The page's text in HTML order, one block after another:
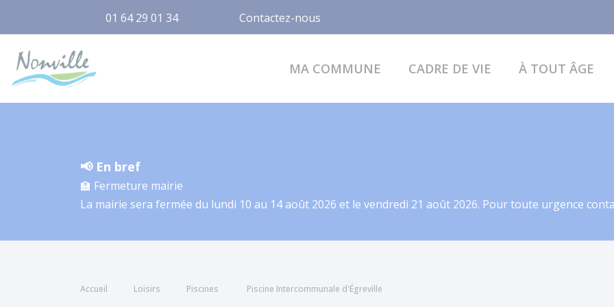
01 64 29 01 34 Contactez-nous
MA COMMUNE CADRE DE VIE À TOUT ÂGE
📢 En bref
🏫 Fermeture mairie
La mairie sera fermée du lundi 10 au 14 août 2026 et le vendredi 21 août 2026. Pour toute urgence
Accueil Loisirs Piscines Piscine Intercommunale d'Égreville